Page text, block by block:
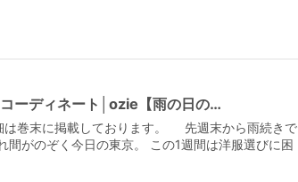
ーディネート│ozie【雨の日の…
は巻末に掲載しております。 先週末から雨続きで
間がのぞく今日の東京。 この1週間は洋服選びに困